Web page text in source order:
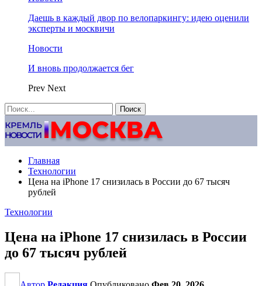
Даешь в каждый двор по велопаркингу: идею оценили
эксперты и москвичи
Новости
И вновь продолжается бег
Prev Next
Главная
Технологии
Цена на iPhone 17 снизилась в России до 67 тысяч
рублей
Технологии
Цена на iPhone 17 снизилась в России
до 67 тысяч рублей